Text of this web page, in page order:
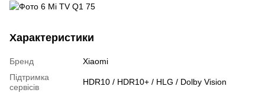
Характеристики
Бренд
Xiaomi
Підтримка
сервісів
HDR10 / HDR10+ / HLG / Dolby Vision